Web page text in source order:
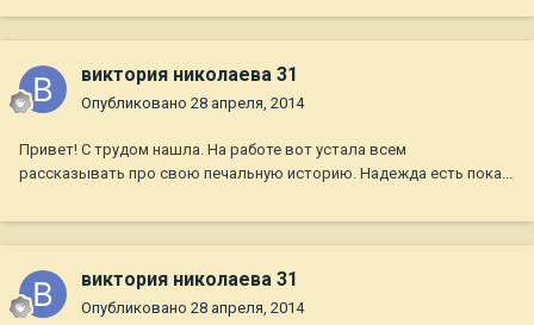
виктория николаева 31
Опубликовано 28 апреля, 2014
Привет! С трудом нашла. На работе вот устала всем
рассказывать про свою печальную историю. Надежда есть пока...
виктория николаева 31
Опубликовано 28 апреля, 2014